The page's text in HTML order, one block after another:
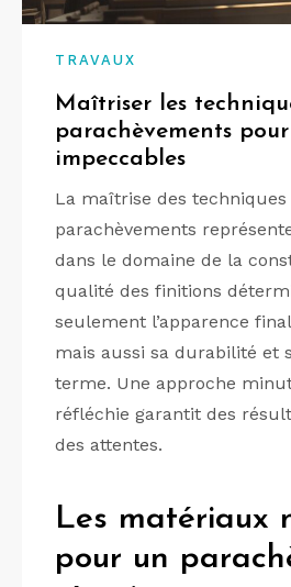
TRAVAUX
Maîtriser les
parachèvements
impeccables
La maîtrise des techniques
parachèvements
dans le domaine de la
qualité des finitions
seulement l’apparence
mais aussi sa durabilité et
terme. Une approche
réfléchie garantit des
des attentes.
Les matériaux
pour un